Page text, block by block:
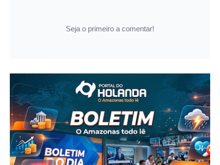
Seja o primeiro a comentar!